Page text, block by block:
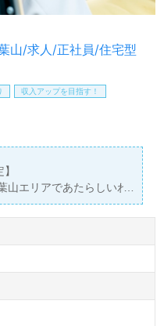
山/求人/正社員/住宅型
収入アップを目指す！
山エリアであたらしいわ
プ！＞◎介護職/正社員募
与2回】『東逗子駅』徒
リハビリホームグラン
セスタイルケアBenesse
西新宿） 様の運営で